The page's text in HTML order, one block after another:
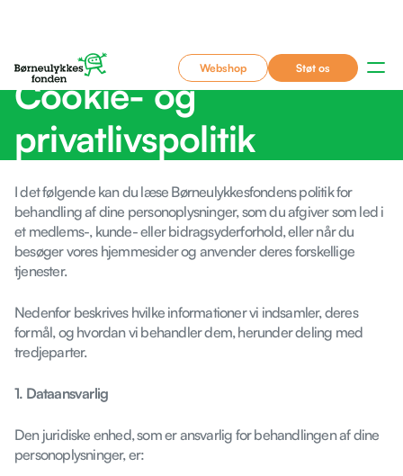
Webshop Støt os
Cookie- og
privatlivspolitik
I det følgende kan du læse Børneulykkesfondens politik for
behandling af dine personoplysninger, som du afgiver som led i
et medlems-, kunde- eller bidragsyderforhold, eller når du
besøger vores hjemmesider og anvender deres forskellige
tjenester.
Nedenfor beskrives hvilke informationer vi indsamler, deres
formål, og hvordan vi behandler dem, herunder deling med
tredjeparter.
1. Dataansvarlig
Den juridiske enhed, som er ansvarlig for behandlingen af dine
personoplysninger, er: